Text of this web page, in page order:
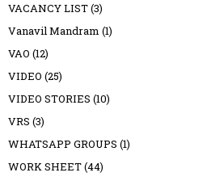
VACANCY LIST(3)
Vanavil Mandram (1)
VAO (12)
VIDEO (25)
VIDEO STORIES (10)
VRS (3)
WHATSAPP GROUPS (1)
WORK SHEET(44)